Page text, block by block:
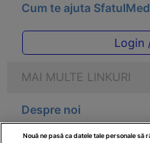
Cum te ajuta
Login
MAI MULTE LINKURI
Despre noi
Nouă ne pasă ca datele tale personale să